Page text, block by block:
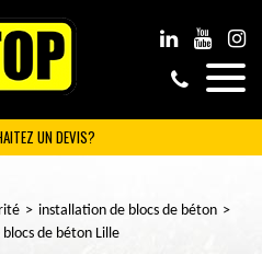
UN DEVIS?
installation de blocs de béton
de béton Lille